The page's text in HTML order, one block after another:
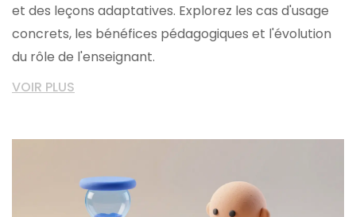
et des leçons adaptatives. Explorez les cas d'usage
concrets, les bénéfices pédagogiques et l'évolution
du rôle de l'enseignant.
VOIR PLUS